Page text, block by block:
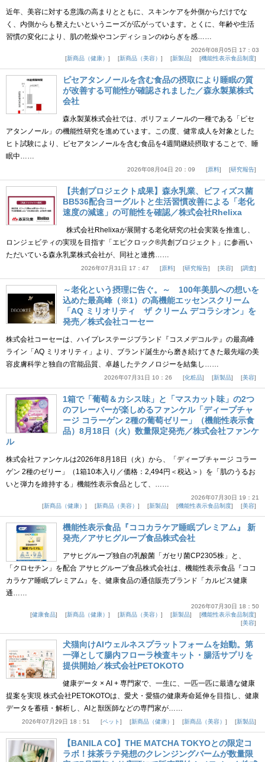
近年、美容に対する意識の高まりとともに、スキンケアを外側からだけでな
く、内側からも整えたいというニーズが広がっています。とくに、年齢や生活
習慣の変化により、肌の乾燥やコンディションのゆらぎを感……
2026年08月05日 17：03
新商品（健康）
新商品（美容） 新製品 機能性表示食品制度
ピセアタンノールを含む食品の摂取により睡眠の質
が改善する可能性が確認されました／森永製菓株式
会社
森永製菓株式会社では、ポリフェノールの一種である「ピセ
アタンノール」の機能性研究を進めています。この度、健常成人を対象とした
ヒト試験により、ピセアタンノールを含む食品を4週間継続摂取することで、睡
眠中……
2026年08月04日 20：09 原料 研究報告
【共創プロジェクト成果】森永乳業、ビフィズス菌
BB536配合ヨーグルトと生活習慣改善による「老化
速度の減速」の可能性を確認／株式会社Rhelixa
株式会社Rhelixaが展開する老化研究の社会実装を推進し、
ロンジェビティの実現を目指す「エピクロック®共創プロジェクト」に参画い
ただいている森永乳業株式会社が、同社と連携……
2026年07月31日 17：47 原料 研究報告 美容 調査
～老化という摂理に告ぐ。～ 100年美肌への想いを
込めた最高峰（※1）の高機能エッセンスクリーム
「AQ ミリオリティ ザ クリーム デコラシオン」を
発売／株式会社コーセー
株式会社コーセーは、ハイプレステージブランド『コスメデコルテ』の最高峰
ライン「AQ ミリオリティ」より、ブランド誕生から磨き続けてきた最先端の美
容皮膚科学と独自の官能品質、卓越したテクノロジーを結集し……
2026年07月31日 10：26 化粧品 新製品 美容
1箱で「葡萄＆カシス味」と「マスカット味」の2つ
のフレーバーが楽しめるファンケル「ディープチャ
ージ コラーゲン 2種の葡萄ゼリー」（機能性表示食
品）8月18日（火）数量限定発売／株式会社ファンケ
ル
株式会社ファンケルは2026年8月18日（火）から、「ディープチャージ コラー
ゲン 2種のゼリー」（1箱10本入り／価格：2,494円＜税込＞）を「肌のうるお
いと弾力を維持する」機能性表示食品として、……
2026年07月30日 19：21
新商品（健康）
新商品（美容） 新製品 機能性表示食品制度 美容
機能性表示食品『ココカラケア睡眠プレミアム』 新
発売／アサヒグループ食品株式会社
アサヒグループ独自の乳酸菌「ガセリ菌CP2305株」と、
「クロセチン」を配合 アサヒグループ食品株式会社は、機能性表示食品『ココ
カラケア睡眠プレミアム』を、健康食品の通信販売ブランド「カルピス健康
通……
2026年07月30日 18：50
健康食品
新商品（健康） 新商品（美容） 新製品
機能性表示食品制度
美容
犬猫向けAIウェルネスプラットフォームを始動。第
一弾として腸内フローラ検査キット・腸活サプリを
提供開始／株式会社PETOKOTO
健康データ × AI + 専門家で、一生に、一匹一匹に最適な健康
提案を実現 株式会社PETOKOTOは、愛犬・愛猫の健康寿命延伸を目指し、健康
データを蓄積・解析し、AIと獣医師などの専門家が……
2026年07月29日 18：51 ペット 新商品（健康） 新商品（美容） 新製品
【BANILA CO】THE MATCHA TOKYOとの限定コ
ラボ！抹茶ラテ発想のクレンジングバームが数量限